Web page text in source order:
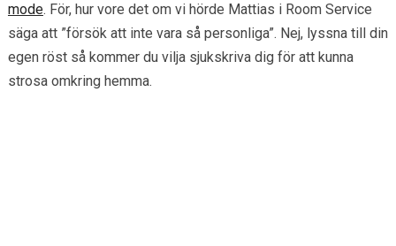
mode. För, hur vore det om vi hörde Mattias i Room Service
säga att ”försök att inte vara så personliga”. Nej, lyssna till din
egen röst så kommer du vilja sjukskriva dig för att kunna
strosa omkring hemma.